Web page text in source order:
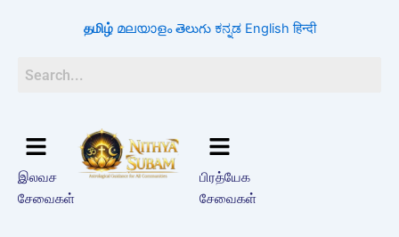
தமிழ் മലയാളം తెలుగు ಕನ್ನಡ English हिन्दी
இலவச
சேவைகள்
பிரத்யேக
சேவைகள்